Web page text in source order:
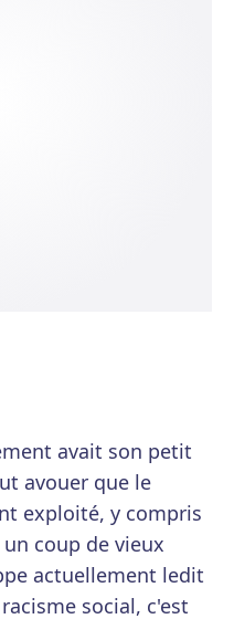
avait son petit
avouer que le
exploité, y compris
coup de vieux
actuellement ledit
social, c'est